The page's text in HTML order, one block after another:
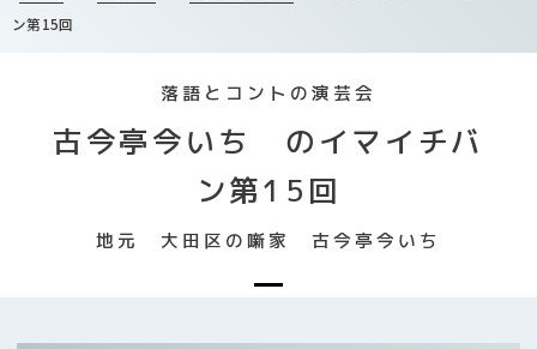
ン第15回
落語とコントの演芸会
古今亭今いち のイマイチバ
ン第15回
地元 大田区の噺家 古今亭今いち